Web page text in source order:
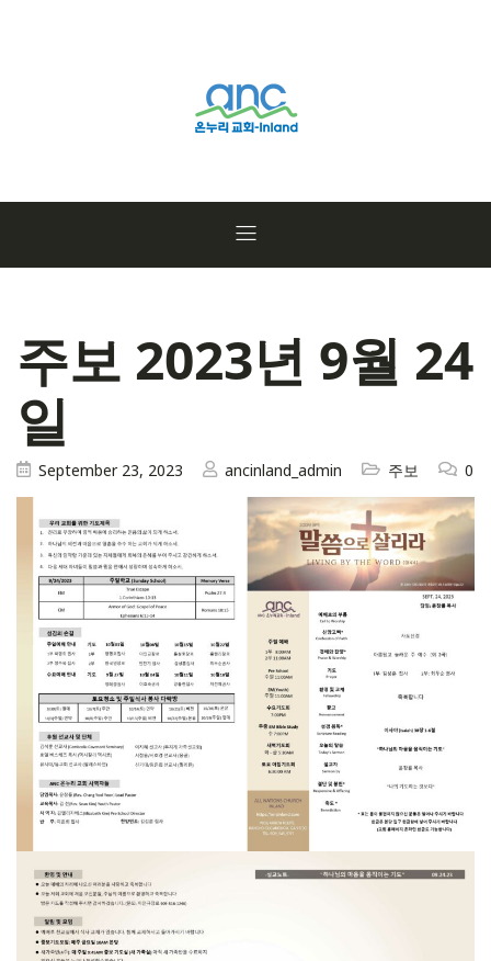
주보 2023년 9월 24
일
September 23, 2023 ancinland_admin 주보 0